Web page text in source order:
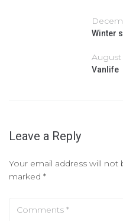
Winter
August
Vanlife
Leave a Reply
Your email address will not
marked *